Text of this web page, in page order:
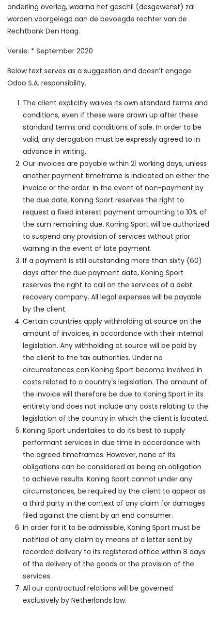
onderling overleg, waarna het geschil (desgewenst) zal
worden voorgelegd aan de bevoegde rechter van de
Rechtbank Den Haag.
Versie: * September 2020
Below text serves as a suggestion and doesn’t engage
Odoo S.A. responsibility.
The client explicitly waives its own standard terms and
conditions, even if these were drawn up after these
standard terms and conditions of sale. In order to be
valid, any derogation must be expressly agreed to in
advance in writing.
Our invoices are payable within 21 working days, unless
another payment timeframe is indicated on either the
invoice or the order. In the event of non-payment by
the due date, Koning Sport reserves the right to
request a fixed interest payment amounting to 10% of
the sum remaining due. Koning Sport will be authorized
to suspend any provision of services without prior
warning in the event of late payment.
If a payment is still outstanding more than sixty (60)
days after the due payment date, Koning Sport
reserves the right to call on the services of a debt
recovery company. All legal expenses will be payable
by the client.
Certain countries apply withholding at source on the
amount of invoices, in accordance with their internal
legislation. Any withholding at source will be paid by
the client to the tax authorities. Under no
circumstances can Koning Sport become involved in
costs related to a country's legislation. The amount of
the invoice will therefore be due to Koning Sport in its
entirety and does not include any costs relating to the
legislation of the country in which the client is located.
Koning Sport undertakes to do its best to supply
performant services in due time in accordance with
the agreed timeframes. However, none of its
obligations can be considered as being an obligation
to achieve results. Koning Sport cannot under any
circumstances, be required by the client to appear as
a third party in the context of any claim for damages
filed against the client by an end consumer.
In order for it to be admissible, Koning Sport must be
notified of any claim by means of a letter sent by
recorded delivery to its registered office within 8 days
of the delivery of the goods or the provision of the
services.
All our contractual relations will be governed
exclusively by Netherlands law.